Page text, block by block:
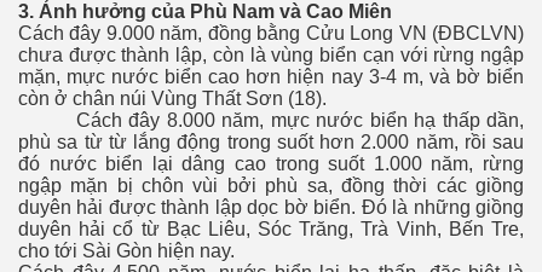
3. Ảnh hưởng của Phù Nam và Cao Miên
Cách đây 9.000 năm, đồng bằng Cửu Long VN (ĐBCLVN)
chưa được thành lập, còn là vùng biển cạn với rừng ngập
mặn, mực nước biển cao hơn hiện nay 3-4 m, và bờ biển
còn ở chân núi Vùng Thất Sơn (18).
Cách đây 8.000 năm, mực nước biển hạ thấp dần,
phù sa từ từ lắng động trong suốt hơn 2.000 năm, rồi sau
đó nước biển lại dâng cao trong suốt 1.000 năm, rừng
ngập mặn bị chôn vùi bởi phù sa, đồng thời các giồng
duyên hải được thành lập dọc bờ biển. Đó là những giồng
duyên hải cổ từ Bạc Liêu, Sóc Trăng, Trà Vinh, Bến Tre,
cho tới Sài Gòn hiện nay.